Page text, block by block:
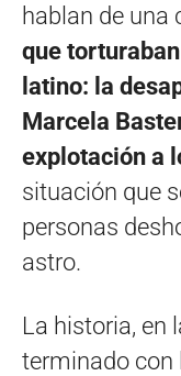
hablan de una
que
latino: la
Marcela
explotación a
situación que
personas
astro.
La historia, en
terminado con